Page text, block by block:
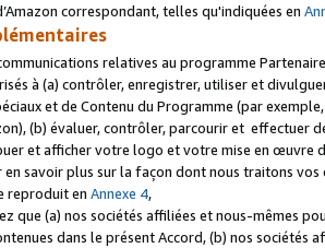
correspondant, telles qu'indiquées en
relatives au programme
à (a) contrôler, enregistrer, utiliser et
et de Contenu du Programme (par
(b) évaluer, contrôler, parcourir et effectuer
et afficher votre logo et votre mise en œuvre
savoir plus sur la façon dont nous traitons
reproduit en Annexe 4,
que (a) nos sociétés affiliées et nous-mêmes
dans le présent Accord, (b) nos